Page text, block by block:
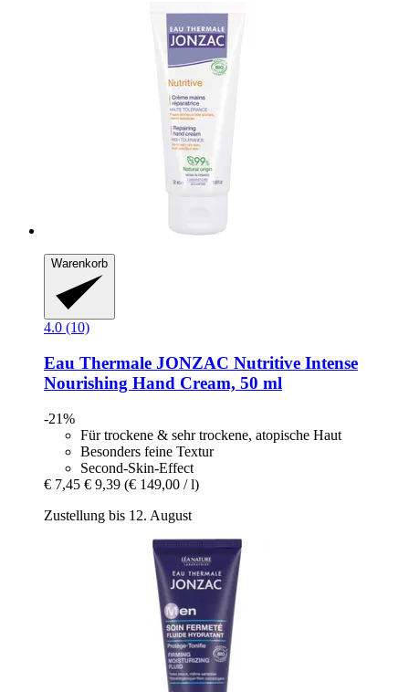
Warenkorb
4.0 (10)
Eau Thermale JONZAC Nutritive Intense
Nourishing Hand Cream, 50 ml
-21%
Für trockene & sehr trockene, atopische Haut
Besonders feine Textur
Second-Skin-Effect
€ 7,45 € 9,39 (€ 149,00 / l)
Zustellung bis 12. August